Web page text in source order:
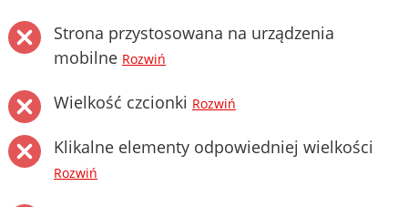
Strona przystosowana na urządzenia
mobilne Rozwiń
Wielkość czcionki Rozwiń
Klikalne elementy odpowiedniej wielkości
Rozwiń